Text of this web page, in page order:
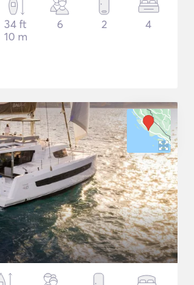
34 ft
10 m
6 2 4